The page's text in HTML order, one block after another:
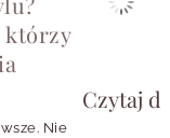
którzy
Nie
Czytaj